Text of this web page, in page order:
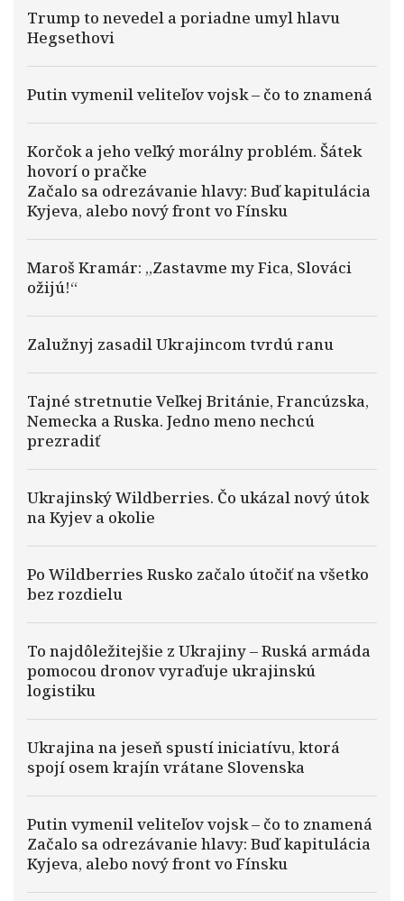
Trump to nevedel a poriadne umyl hlavu
Hegsethovi
Putin vymenil veliteľov vojsk – čo to znamená
Korčok a jeho veľký morálny problém. Šátek
hovorí o pračke
Začalo sa odrezávanie hlavy: Buď kapitulácia
Kyjeva, alebo nový front vo Fínsku
Maroš Kramár: „Zastavme my Fica, Slováci
ožijú!“
Zalužnyj zasadil Ukrajincom tvrdú ranu
Tajné stretnutie Veľkej Británie, Francúzska,
Nemecka a Ruska. Jedno meno nechcú
prezradiť
Ukrajinský Wildberries. Čo ukázal nový útok
na Kyjev a okolie
Po Wildberries Rusko začalo útočiť na všetko
bez rozdielu
To najdôležitejšie z Ukrajiny – Ruská armáda
pomocou dronov vyraďuje ukrajinskú
logistiku
Ukrajina na jeseň spustí iniciatívu, ktorá
spojí osem krajín vrátane Slovenska
Putin vymenil veliteľov vojsk – čo to znamená
Začalo sa odrezávanie hlavy: Buď kapitulácia
Kyjeva, alebo nový front vo Fínsku